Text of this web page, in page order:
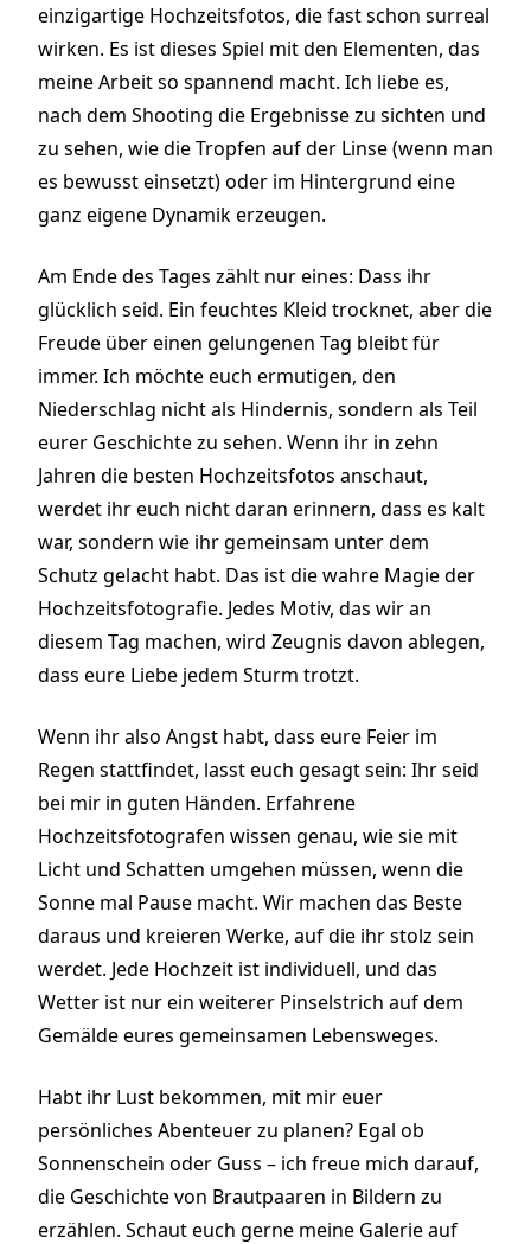
einzigartige Hochzeitsfotos, die fast schon surreal
wirken. Es ist dieses Spiel mit den Elementen, das
meine Arbeit so spannend macht. Ich liebe es,
nach dem Shooting die Ergebnisse zu sichten und
zu sehen, wie die Tropfen auf der Linse (wenn man
es bewusst einsetzt) oder im Hintergrund eine
ganz eigene Dynamik erzeugen.
Am Ende des Tages zählt nur eines: Dass ihr
glücklich seid. Ein feuchtes Kleid trocknet, aber die
Freude über einen gelungenen Tag bleibt für
immer. Ich möchte euch ermutigen, den
Niederschlag nicht als Hindernis, sondern als Teil
eurer Geschichte zu sehen. Wenn ihr in zehn
Jahren die besten Hochzeitsfotos anschaut,
werdet ihr euch nicht daran erinnern, dass es kalt
war, sondern wie ihr gemeinsam unter dem
Schutz gelacht habt. Das ist die wahre Magie der
Hochzeitsfotografie. Jedes Motiv, das wir an
diesem Tag machen, wird Zeugnis davon ablegen,
dass eure Liebe jedem Sturm trotzt.
Wenn ihr also Angst habt, dass eure Feier im
Regen stattfindet, lasst euch gesagt sein: Ihr seid
bei mir in guten Händen. Erfahrene
Hochzeitsfotografen wissen genau, wie sie mit
Licht und Schatten umgehen müssen, wenn die
Sonne mal Pause macht. Wir machen das Beste
daraus und kreieren Werke, auf die ihr stolz sein
werdet. Jede Hochzeit ist individuell, und das
Wetter ist nur ein weiterer Pinselstrich auf dem
Gemälde eures gemeinsamen Lebensweges.
Habt ihr Lust bekommen, mit mir euer
persönliches Abenteuer zu planen? Egal ob
Sonnenschein oder Guss – ich freue mich darauf,
die Geschichte von Brautpaaren in Bildern zu
erzählen. Schaut euch gerne meine Galerie auf